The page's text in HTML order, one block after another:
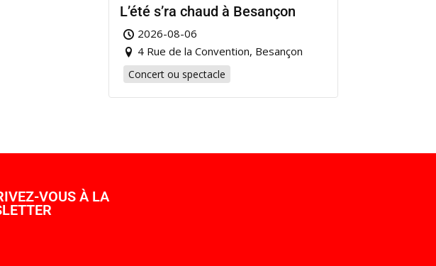
L’été s’ra chaud à Besançon
2026-08-06
4 Rue de la Convention, Besançon
Concert ou spectacle
VOUS À LA